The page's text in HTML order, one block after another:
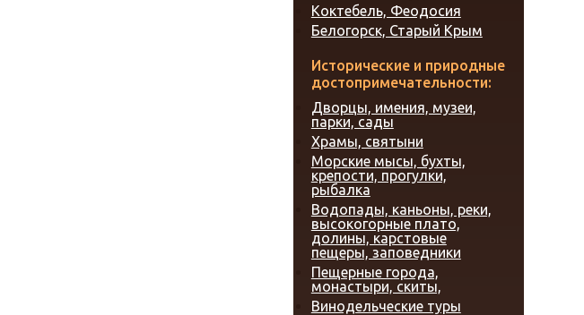
Коктебель, Феодосия
Белогорск, Старый Крым
Исторические и природные
достопримечательности:
Дворцы, имения, музеи,
парки, сады
Храмы, святыни
Морские мысы, бухты,
крепости, прогулки,
рыбалка
Водопады, каньоны, реки,
высокогорные плато,
долины, карстовые
пещеры, заповедники
Пещерные города,
монастыри, скиты,
Винодельческие туры